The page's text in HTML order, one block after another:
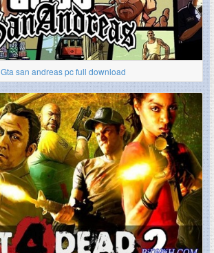
Gta san andreas pc full download